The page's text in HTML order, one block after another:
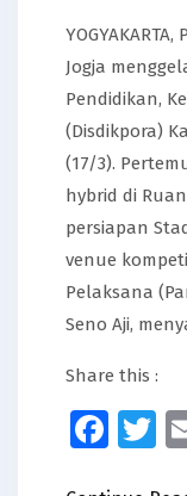
Jogja
Pendidikan,
(Disdikpora)
(17/3).
hybrid di
persiapan
venue
Pelaksana
Seno Aji,
Share this :